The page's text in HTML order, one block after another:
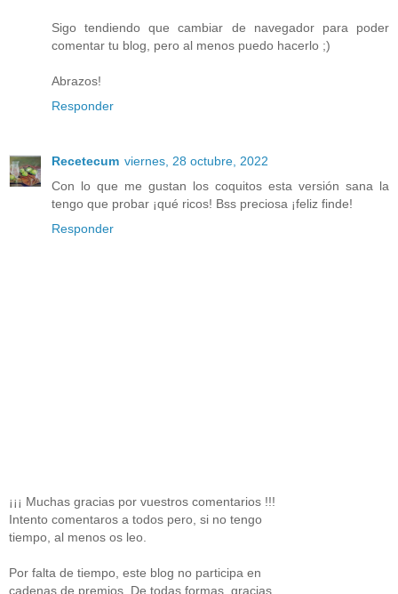
Sigo tendiendo que cambiar de navegador para poder
comentar tu blog, pero al menos puedo hacerlo ;)
Abrazos!
Responder
Recetecum viernes, 28 octubre, 2022
Con lo que me gustan los coquitos esta versión sana la
tengo que probar ¡qué ricos! Bss preciosa ¡feliz finde!
Responder
¡¡¡ Muchas gracias por vuestros comentarios !!!
Intento comentaros a todos pero, si no tengo
tiempo, al menos os leo.
Por falta de tiempo, este blog no participa en
cadenas de premios. De todas formas, gracias